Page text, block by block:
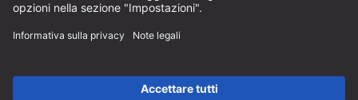
della Germania per pacchi di dimensioni standard, esclusi articoli